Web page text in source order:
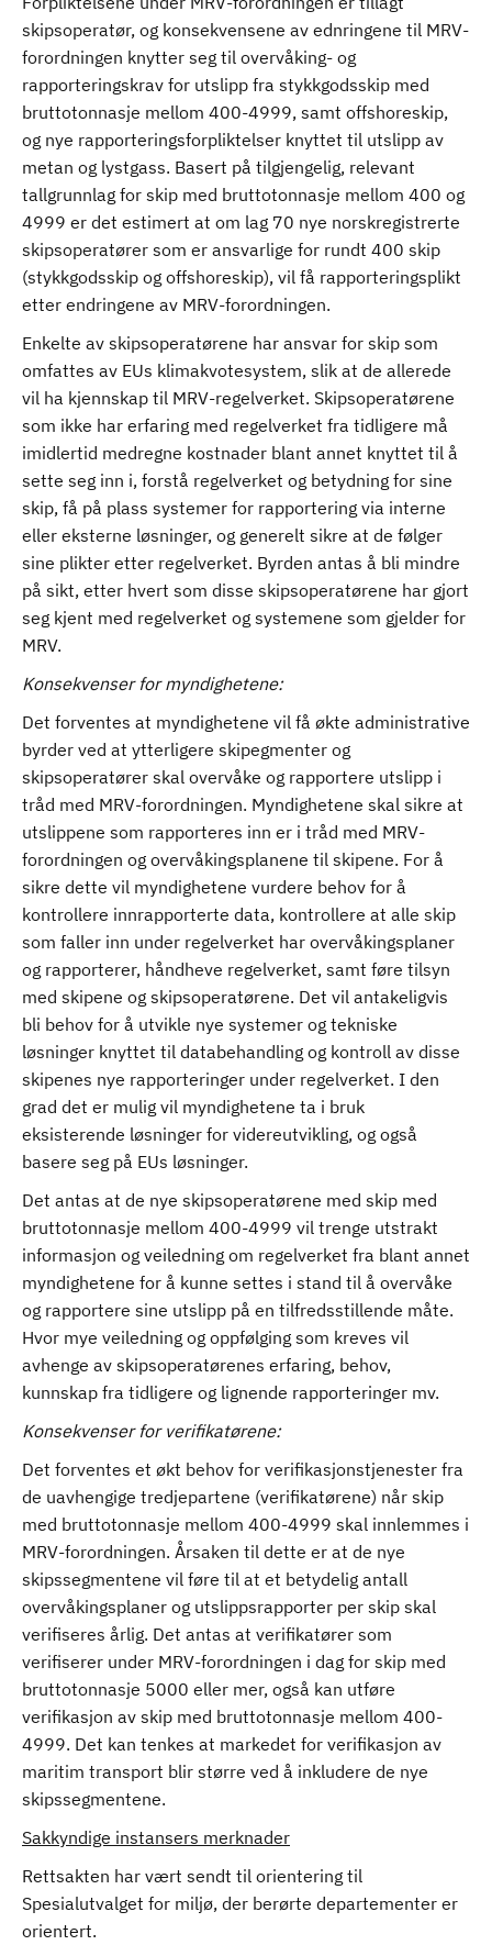
skipsoperatør, og konsekvensene av ednringene til MRV-
forordningen knytter seg til overvåking- og
rapporteringskrav for utslipp fra stykkgodsskip med
bruttotonnasje mellom 400-4999, samt offshoreskip,
og nye rapporteringsforpliktelser knyttet til utslipp av
metan og lystgass. Basert på tilgjengelig, relevant
tallgrunnlag for skip med bruttotonnasje mellom 400 og
4999 er det estimert at om lag 70 nye norskregistrerte
skipsoperatører som er ansvarlige for rundt 400 skip
(stykkgodsskip og offshoreskip), vil få rapporteringsplikt
etter endringene av MRV-forordningen.
Enkelte av skipsoperatørene har ansvar for skip som
omfattes av EUs klimakvotesystem, slik at de allerede
vil ha kjennskap til MRV-regelverket. Skipsoperatørene
som ikke har erfaring med regelverket fra tidligere må
imidlertid medregne kostnader blant annet knyttet til å
sette seg inn i, forstå regelverket og betydning for sine
skip, få på plass systemer for rapportering via interne
eller eksterne løsninger, og generelt sikre at de følger
sine plikter etter regelverket. Byrden antas å bli mindre
på sikt, etter hvert som disse skipsoperatørene har gjort
seg kjent med regelverket og systemene som gjelder for
MRV.
Konsekvenser for myndighetene:
Det forventes at myndighetene vil få økte administrative
byrder ved at ytterligere skipegmenter og
skipsoperatører skal overvåke og rapportere utslipp i
tråd med MRV-forordningen. Myndighetene skal sikre at
utslippene som rapporteres inn er i tråd med MRV-
forordningen og overvåkingsplanene til skipene. For å
sikre dette vil myndighetene vurdere behov for å
kontrollere innrapporterte data, kontrollere at alle skip
som faller inn under regelverket har overvåkingsplaner
og rapporterer, håndheve regelverket, samt føre tilsyn
med skipene og skipsoperatørene. Det vil antakeligvis
bli behov for å utvikle nye systemer og tekniske
løsninger knyttet til databehandling og kontroll av disse
skipenes nye rapporteringer under regelverket. I den
grad det er mulig vil myndighetene ta i bruk
eksisterende løsninger for videreutvikling, og også
basere seg på EUs løsninger.
Det antas at de nye skipsoperatørene med skip med
bruttotonnasje mellom 400-4999 vil trenge utstrakt
informasjon og veiledning om regelverket fra blant annet
myndighetene for å kunne settes i stand til å overvåke
og rapportere sine utslipp på en tilfredsstillende måte.
Hvor mye veiledning og oppfølging som kreves vil
avhenge av skipsoperatørenes erfaring, behov,
kunnskap fra tidligere og lignende rapporteringer mv.
Konsekvenser for verifikatørene:
Det forventes et økt behov for verifikasjonstjenester fra
de uavhengige tredjepartene (verifikatørene) når skip
med bruttotonnasje mellom 400-4999 skal innlemmes i
MRV-forordningen. Årsaken til dette er at de nye
skipssegmentene vil føre til at et betydelig antall
overvåkingsplaner og utslippsrapporter per skip skal
verifiseres årlig. Det antas at verifikatører som
verifiserer under MRV-forordningen i dag for skip med
bruttotonnasje 5000 eller mer, også kan utføre
verifikasjon av skip med bruttotonnasje mellom 400-
4999. Det kan tenkes at markedet for verifikasjon av
maritim transport blir større ved å inkludere de nye
skipssegmentene.
Sakkyndige instansers merknader
Rettsakten har vært sendt til orientering til
Spesialutvalget for miljø, der berørte departementer er
orientert.